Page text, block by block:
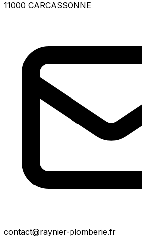
11000 CARCASSONNE
contact@raynier-plomberie.fr